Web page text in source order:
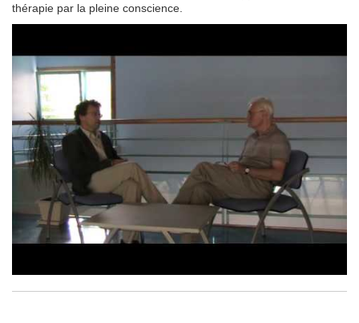
thérapie par la pleine conscience.